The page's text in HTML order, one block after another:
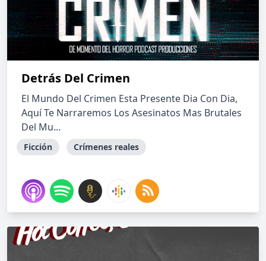
Detrás Del Crimen
El Mundo Del Crimen Esta Presente Dia Con Dia,
Aquí Te Narraremos Los Asesinatos Mas Brutales
Del Mu...
Ficción Crímenes reales